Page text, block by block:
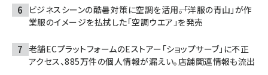
ビジネスシーンの酷暑対策に空調を活用――。「洋服の青山」が作
業服のイメージを払拭した「空調ウエア」を発売
老舗ECプラットフォームのEストアー「ショップサーブ」に不正
アクセス、885万件の個人情報が漏えい。店舗関連情報も流出